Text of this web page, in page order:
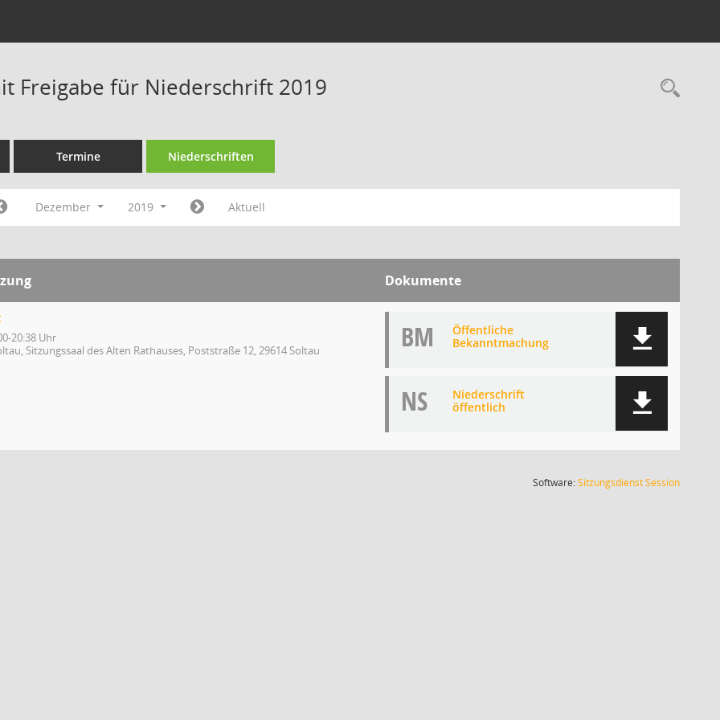
Freigabe für Niederschrift 2019
Termine Niederschriften
Dezember 2019 Aktuell
Dokumente
20:38 Uhr
Sitzungssaal des Alten Rathauses, Poststraße 12, 29614 Soltau
BM
Öffentliche
Bekanntmachung
NS
Niederschrift
öffentlich
Software:SitzungsdienstSession(Wird in